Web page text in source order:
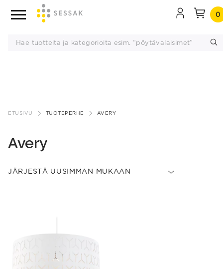
sisältöön
0
ETUSIVU TUOTEPERHE AVERY
Avery